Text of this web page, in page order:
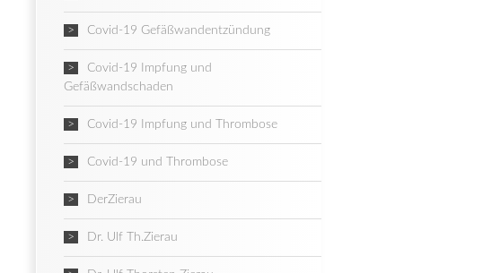
Covid-19 Gefäßwandentzündung
Covid-19 Impfung und
Gefäßwandschaden
Covid-19 Impfung und Thrombose
Covid-19 und Thrombose
DerZierau
Dr. Ulf Th.Zierau